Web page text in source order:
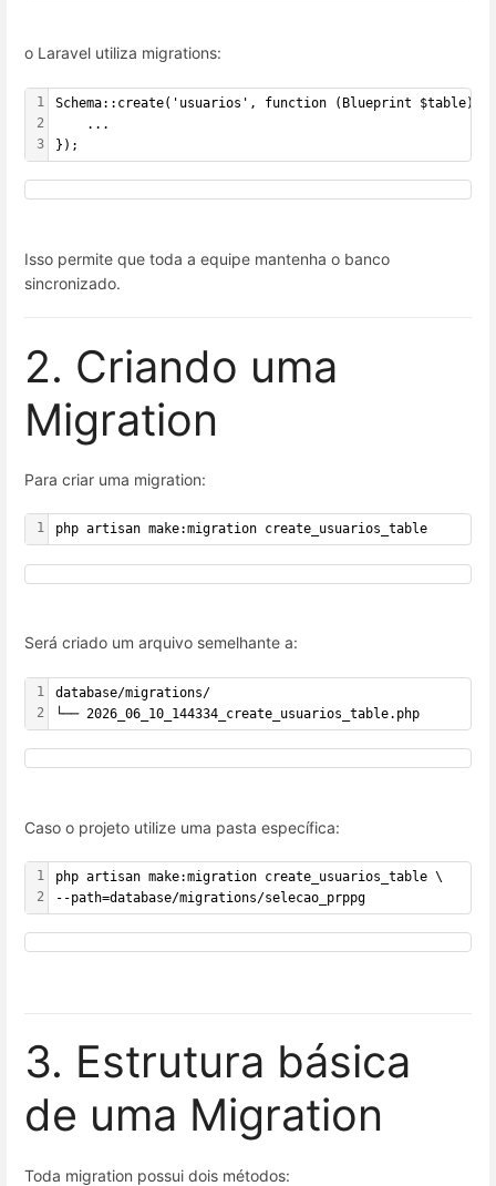
o Laravel utiliza migrations:
1
2
3
Schema::create('usuarios', function (Blueprint $table) {
    ...
});
Isso permite que toda a equipe mantenha o banco
sincronizado.
2. Criando uma
Migration
Para criar uma migration:
1 php artisan make:migration create_usuarios_table
Será criado um arquivo semelhante a:
1
2
database/migrations/
└── 2026_06_10_144334_create_usuarios_table.php
Caso o projeto utilize uma pasta específica:
1
2
php artisan make:migration create_usuarios_table \
--path=database/migrations/selecao_prppg
3. Estrutura básica
de uma Migration
Toda migration possui dois métodos: